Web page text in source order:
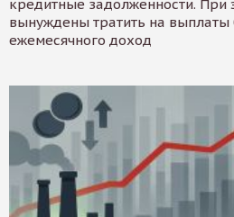
кредитные задолженности. При
вынуждены тратить на выплаты
ежемесячного доход